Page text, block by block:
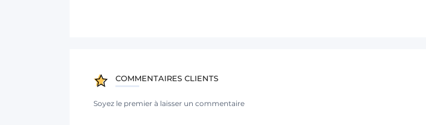
COMMENTAIRES CLIENTS
Soyez le premier à laisser un commentaire